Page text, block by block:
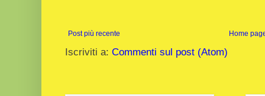
Post più recente Home
Iscriviti a: Commenti sul post (Atom)